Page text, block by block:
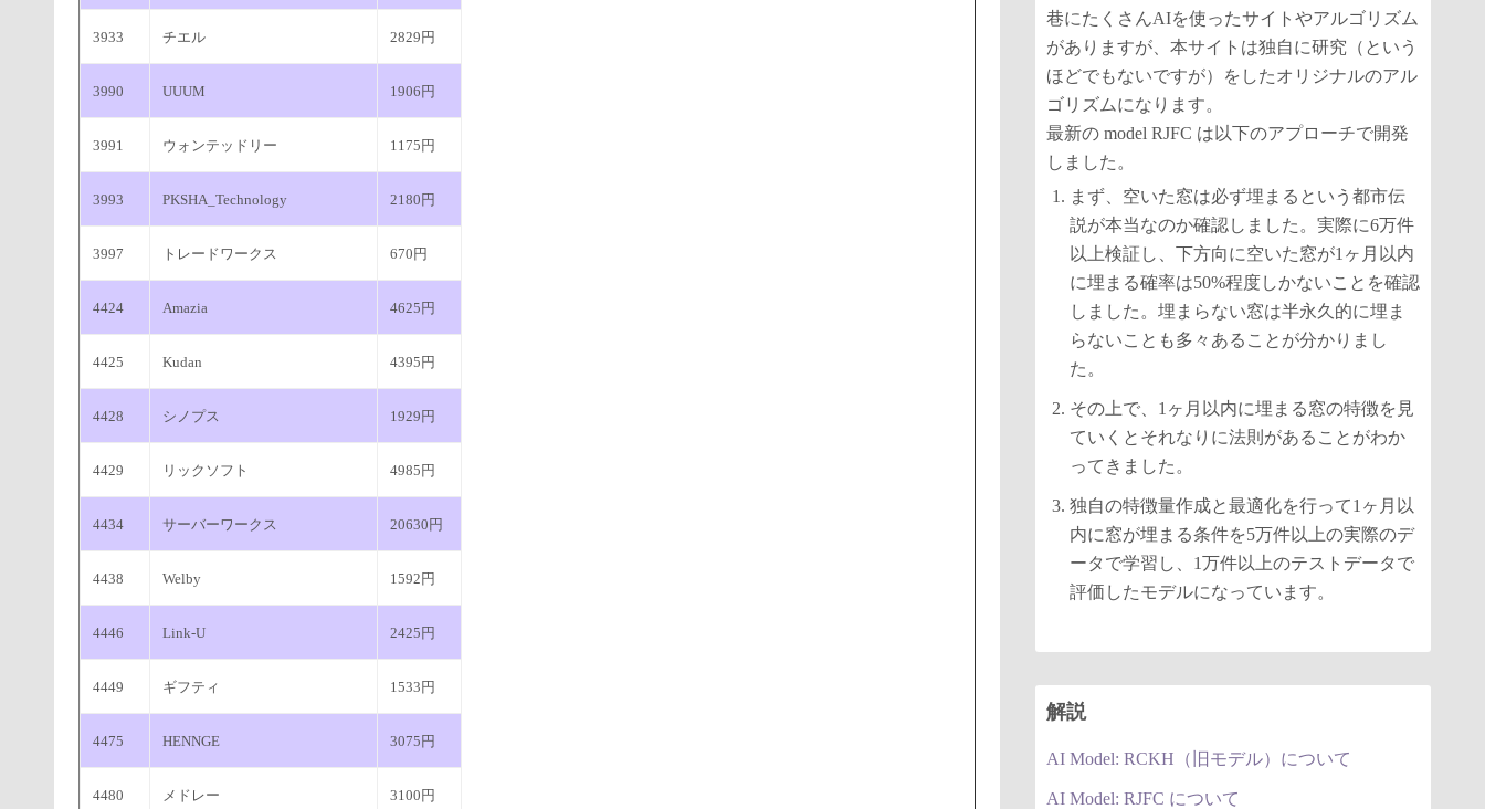
3933 チエル 2829円
3990 UUUM 1906円
3991 ウォンテッドリー 1175円
3993 PKSHA_Technology 2180円
3997 トレードワークス 670円
4424 Amazia 4625円
4425 Kudan 4395円
4428 シノプス 1929円
4429 リックソフト 4985円
4434 サーバーワークス 20630円
4438 Welby 1592円
4446 Link-U 2425円
4449 ギフティ 1533円
4475 HENNGE 3075円
4480 メドレー 3100円
巷にたくさんAIを使ったサイトやアルゴリズム
がありますが、本サイトは独自に研究（という
ほどでもないですが）をしたオリジナルのアル
ゴリズムになります。
最新の model RJFC は以下のアプローチで開発
しました。
まず、空いた窓は必ず埋まるという都市伝
説が本当なのか確認しました。実際に6万件
以上検証し、下方向に空いた窓が1ヶ月以内
に埋まる確率は50%程度しかないことを確認
しました。埋まらない窓は半永久的に埋ま
らないことも多々あることが分かりまし
た。
その上で、1ヶ月以内に埋まる窓の特徴を見
ていくとそれなりに法則があることがわか
ってきました。
独自の特徴量作成と最適化を行って1ヶ月以
内に窓が埋まる条件を5万件以上の実際のデ
ータで学習し、1万件以上のテストデータで
評価したモデルになっています。
解説
AI Model: RCKH（旧モデル）について
AI Model: RJFC について